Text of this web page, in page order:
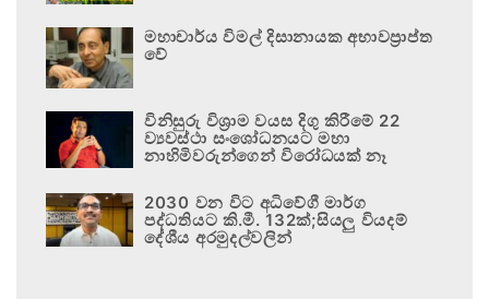
මහාචාර්ය විමල් දිසානායක අභාවප්‍රාප්ත
වේ
විනිසුරු විශ්‍රාම වයස දිගු කිරීමේ 22
ව්‍යවස්ථා සංශෝධනයට මහා
නාහිමිවරුන්ගෙන් විරෝධයක් නෑ
2030 වන විට අධිවේගී මාර්ග
පද්ධතියට කි.මී. 132ක්;සියලු වියදම්
දේශීය අරමුදල්වලින්